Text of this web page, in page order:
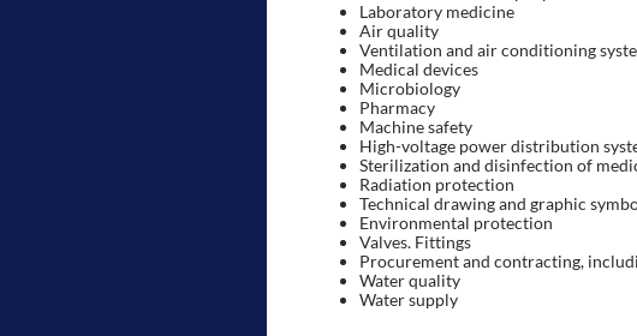
Laboratory medicine
Air quality
Ventilation and air conditioning
Medical devices
Microbiology
Pharmacy
Machine safety
High-voltage power distribution
Sterilization and disinfection of
Radiation protection
Technical drawing and graphic
Environmental protection
Valves. Fittings
Procurement and contracting,
Water quality
Water supply